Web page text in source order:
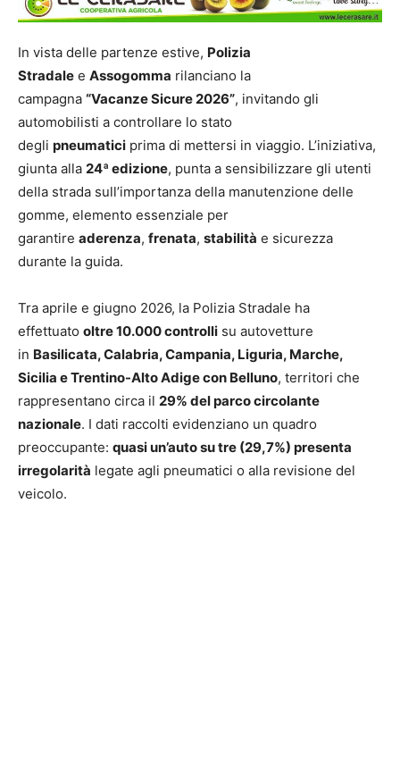
In vista delle partenze estive, Polizia
Stradale e Assogomma rilanciano la
campagna “Vacanze Sicure 2026”, invitando gli
automobilisti a controllare lo stato
degli pneumatici prima di mettersi in viaggio. L’iniziativa,
giunta alla 24ª edizione, punta a sensibilizzare gli utenti
della strada sull’importanza della manutenzione delle
gomme, elemento essenziale per
garantire aderenza, frenata, stabilità e sicurezza
durante la guida.
Tra aprile e giugno 2026, la Polizia Stradale ha
effettuato oltre 10.000 controlli su autovetture
in Basilicata, Calabria, Campania, Liguria, Marche,
Sicilia e Trentino-Alto Adige con Belluno, territori che
rappresentano circa il 29% del parco circolante
nazionale. I dati raccolti evidenziano un quadro
preoccupante: quasi un’auto su tre (29,7%) presenta
irregolarità legate agli pneumatici o alla revisione del
veicolo.